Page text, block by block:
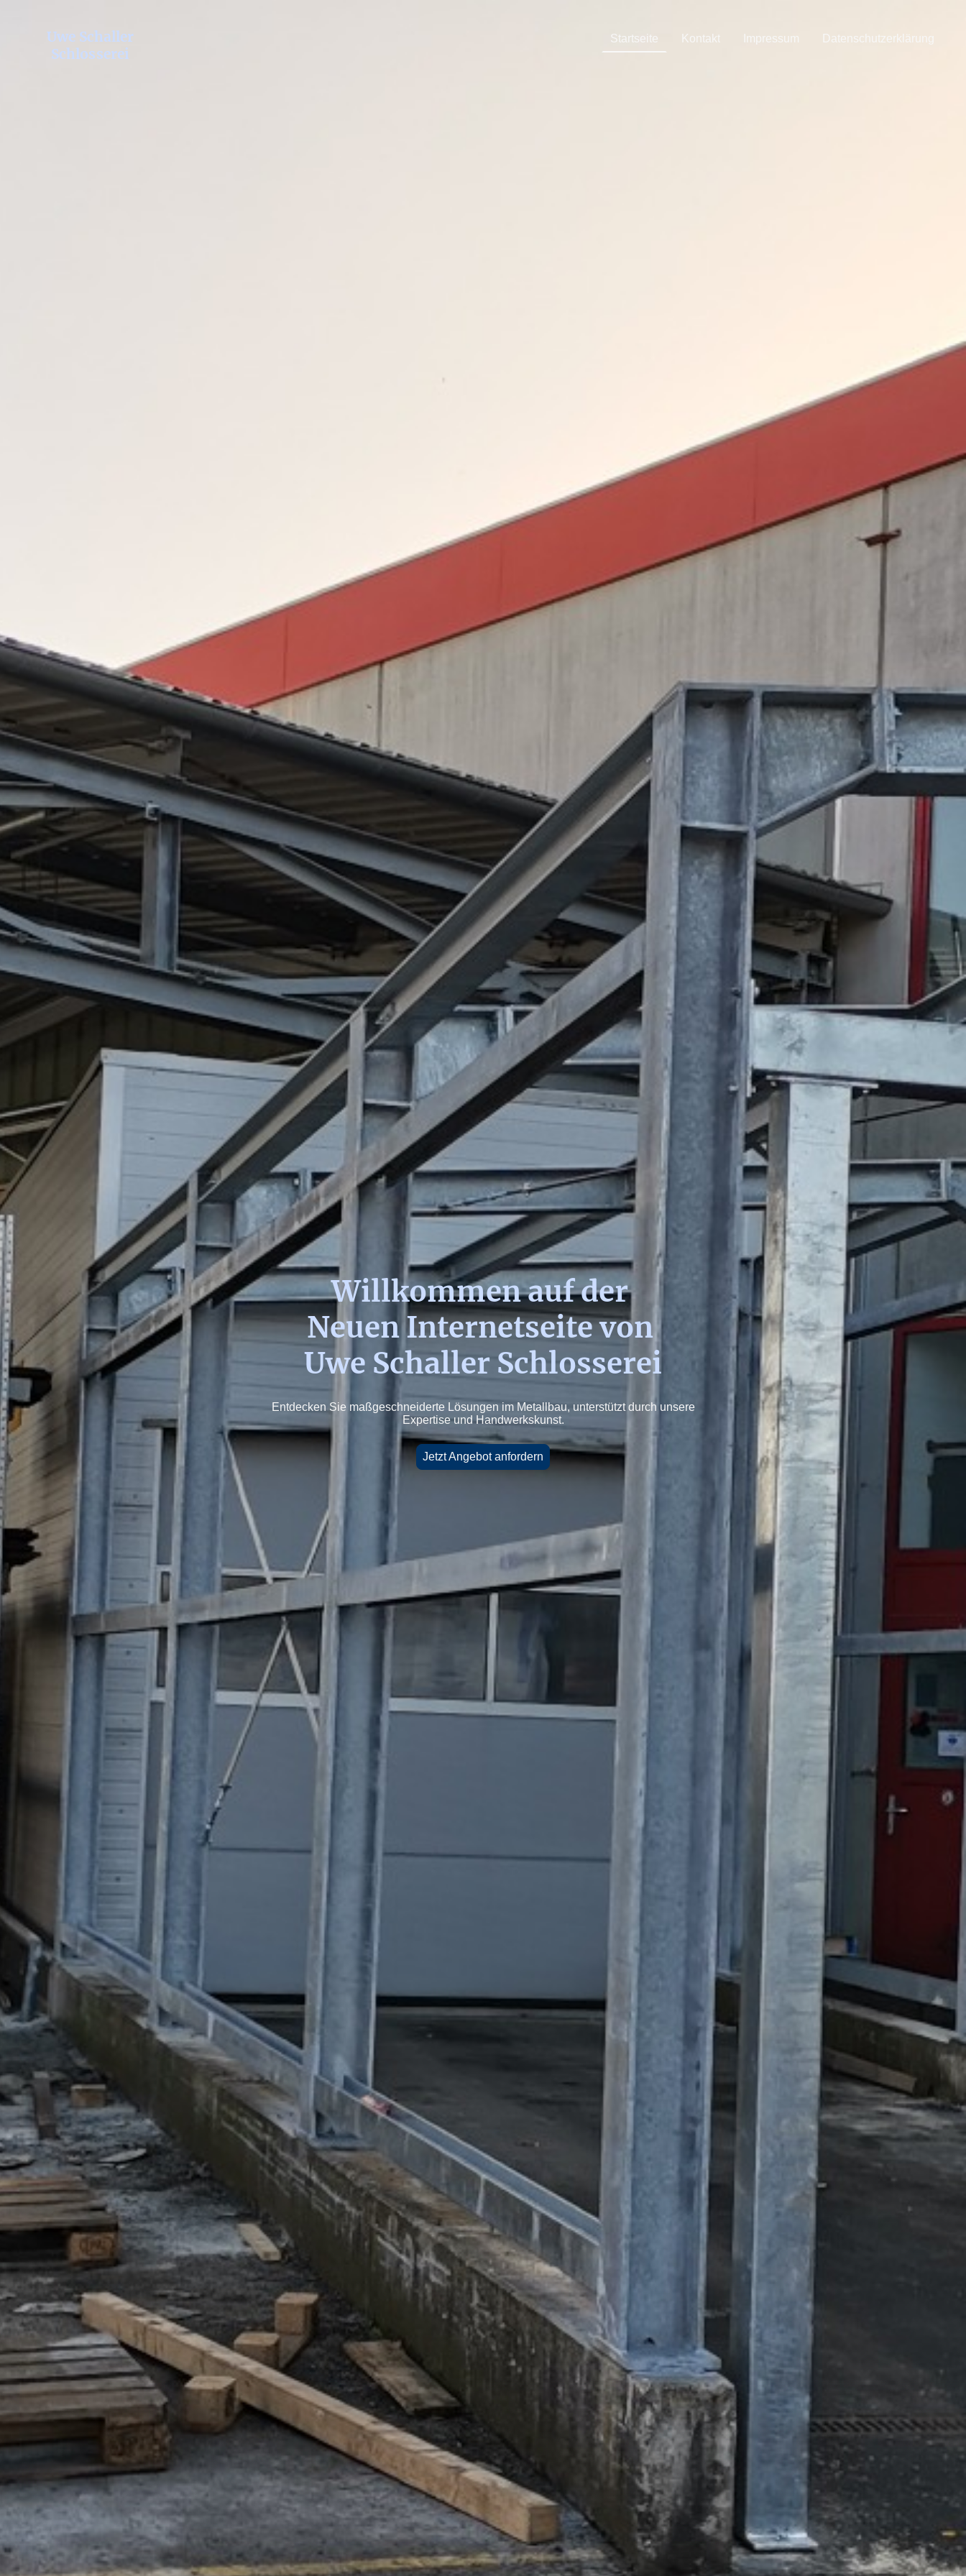
Uwe Schaller
Schlosserei
Startseite Kontakt Impressum Datenschutzerklärung
Willkommen auf der
Neuen Internetseite von
Uwe Schaller Schlosserei
Entdecken Sie maßgeschneiderte Lösungen im Metallbau, unterstützt durch unsere
Expertise und Handwerkskunst.
Jetzt Angebot anfordern